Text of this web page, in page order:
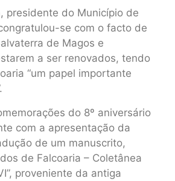
presidente do Município de
se com o facto de
de Magos e
a ser renovados, tendo
“um papel importante
do 8º aniversário
com a apresentação da
de um manuscrito,
de Falcoaria – Coletânea
proveniente da antiga